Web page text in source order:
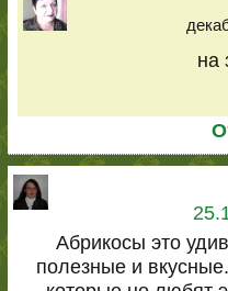
на
Абрикосы это
полезные и